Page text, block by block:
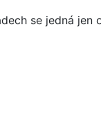
se jedná jen